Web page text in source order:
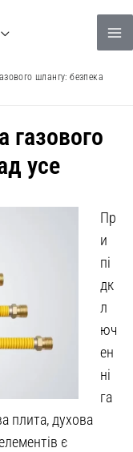
шлангу: безпека
усе
Пр
и
пі
дк
л
юч
ен
ні
га
плита, духова
є